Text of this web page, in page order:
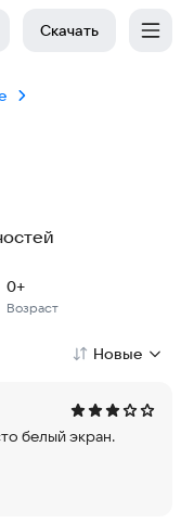
Скачать
46.0 MB
Возраст
0+
Новые
белый экран.